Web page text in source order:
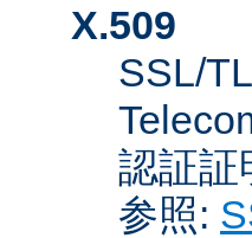
X.509
SSL/
認証証
参照: